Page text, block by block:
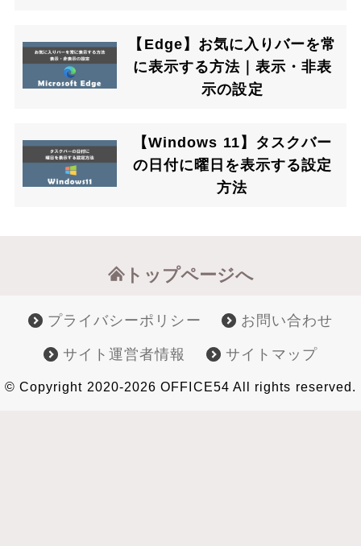
【Edge】お気に入りバーを常
に表示する方法｜表示・非表
示の設定
【Windows 11】タスクバー
の日付に曜日を表示する設定
方法
トップページへ
プライバシーポリシー お問い合わせ
サイト運営者情報 サイトマップ
© Copyright 2020-2026 OFFICE54 All rights reserved.